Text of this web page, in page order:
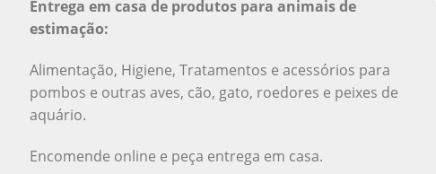
Entrega em casa de produtos para animais de
estimação:
Alimentação, Higiene, Tratamentos e acessórios para
pombos e outras aves, cão, gato, roedores e peixes de
aquário.
Encomende online e peça entrega em casa.